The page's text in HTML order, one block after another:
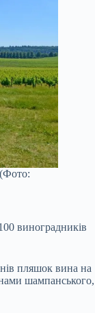
виноградників
пляшок вина на
шампанського,